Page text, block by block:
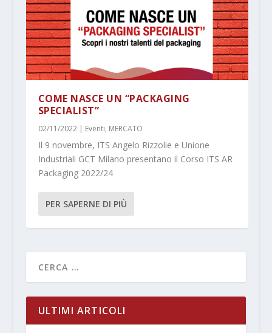
COME NASCE UN “PACKAGING
SPECIALIST”
02/11/2022| Eventi, MERCATO
Il 9 novembre, ITS Angelo Rizzolie e Unione
Industriali GCT Milano presentano il Corso ITS AR
Packaging 2022/24
PER SAPERNE DI PIÙ
ULTIMI ARTICOLI